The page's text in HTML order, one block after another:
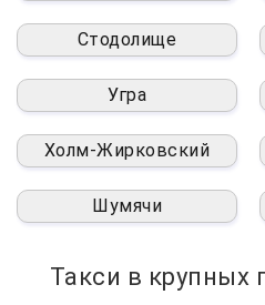
Стодолище
Угра
Холм-Жирковский
Шумячи
Такси в крупных